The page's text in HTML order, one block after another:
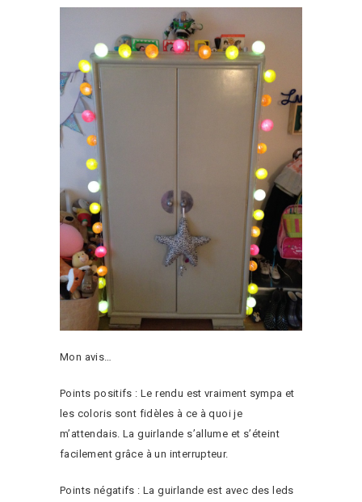
Mon avis…
Points positifs : Le rendu est vraiment sympa et
les coloris sont fidèles à ce à quoi je
m’attendais. La guirlande s’allume et s’éteint
facilement grâce à un interrupteur.
Points négatifs : La guirlande est avec des leds